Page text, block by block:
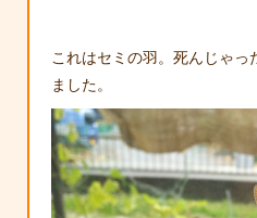
これはセミの羽。死んじゃ
ました。